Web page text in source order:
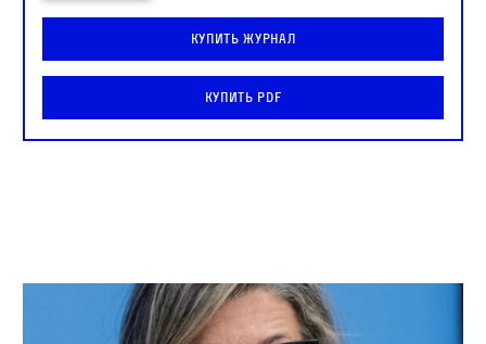
Купить журнал
Купить PDF